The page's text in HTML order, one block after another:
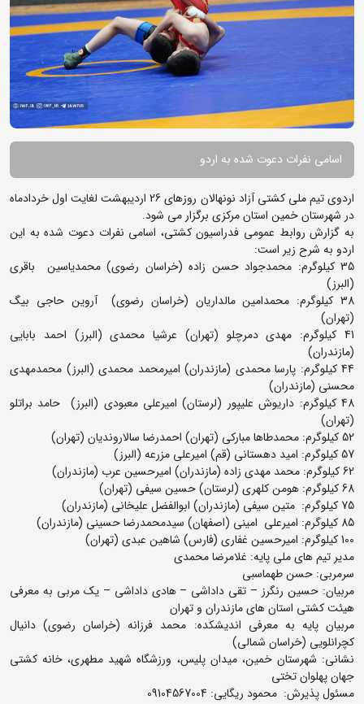
اسامی نفرات دعوت شده به اردو
اردوی تیم ملی کشتی آزاد نونهالان روزهای 26 اردیبهشت لغایت اول خردادماه
در شهرستان خمین استان مرکزی برگزار می شود.
به گزارش روابط عمومی فدراسیون کشتی، اسامی نفرات دعوت شده به این
اردو به شرح زیر است:
35 کیلوگرم: محمدجواد حسن زاده (خراسان رضوی) محمدیاسین باقری
(البرز)
38 کیلوگرم: محمدامین مالداریان (خراسان رضوی) آروین حاجی بیگ
(تهران)
41 کیلوگرم: مهدی دمرچلو (تهران) عرشیا محمدی (البرز) احمد بابایی
(مازندران)
44 کیلوگرم: پارسا محمدی (مازندران) امیرمحمد محمدی (البرز) محمدمهدی
محسنی (مازندران)
48 کیلوگرم: داریوش علیپور (لرستان) امیرعلی معبودی (البرز) حامد براتلو
(تهران)
52 کیلوگرم: محمدطاها مبارکی (تهران) احمدرضا سالاروندیان (تهران)
57 کیلوگرم: امید دهستانی (قم) امیرعلی مزرعه (البرز)
62 کیلوگرم: محمد مهدی زاده (مازندران) امیرحسین عرب (مازندران)
68 کیلوگرم: هومن کلهری (لرستان) حسین سیفی (تهران)
75 کیلوگرم: متین سیفی (مازندران) ابوالفضل علیخانی (مازندران)
85 کیلوگرم: امیرعلی امینی (اصفهان) سیدمحمدرضا حسینی (مازندران)
100 کیلوگرم: امیرحسین غفاری (فارس) شاهین عبدی (تهران)
مدیر تیم های ملی پایه: غلامرضا محمدی
سرمربی: حسن طهماسبی
مربیان: حسین رنگرز – تقی داداشی – هادی داداشی – یک مربی به معرفی
هیئت کشتی استان های مازندران و تهران
مربیان پایه به معرفی اندیشکده: محمد فرزانه (خراسان رضوی) دانیال
کچرانلویی (خراسان شمالی)
نشانی: شهرستان خمین، میدان پلیس، ورزشگاه شهید مطهری، خانه کشتی
جهان پهلوان تختی
مسئول پذیرش: محمود ریگایی: 09104567004